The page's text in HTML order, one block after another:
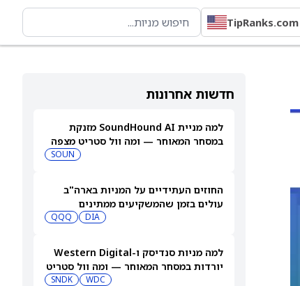
TipRanks.com
חדשות אחרונות
למה מניית SoundHound AI מזנקת
במסחר המאוחר — ומה וול סטריט מצפה
SOUN
החוזים העתידיים על המניות בארה"ב
עולים בזמן שהמשקיעים ממתינים
DIA
QQQ
למה מניות סנדיסק ו-Western Digital
יורדות במסחר המאוחר — ומה וול סטריט
WDC
SNDK